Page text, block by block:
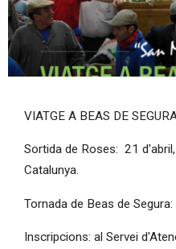
VIATGE A BEAS DE
Sortida de Roses: 21
Catalunya.
Tornada de Beas de
Inscripcions: al Servei